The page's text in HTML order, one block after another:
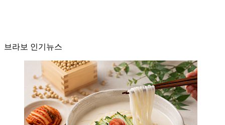
브라보 인기뉴스